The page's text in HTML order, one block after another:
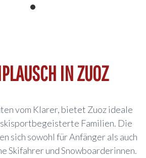
IN ZUOZ
vom Klarer, bietet Zuoz ideale
Familien. Die
sich sowohl für Anfänger als auch
Skifahrer und Snowboarderinnen.